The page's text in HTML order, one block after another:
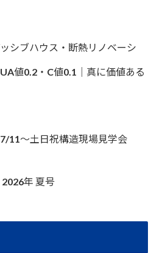
シブハウス・断熱リノベーシ
値0.2・C値0.1｜真に価値ある
11～土日祝構造現場見学会
年 夏号